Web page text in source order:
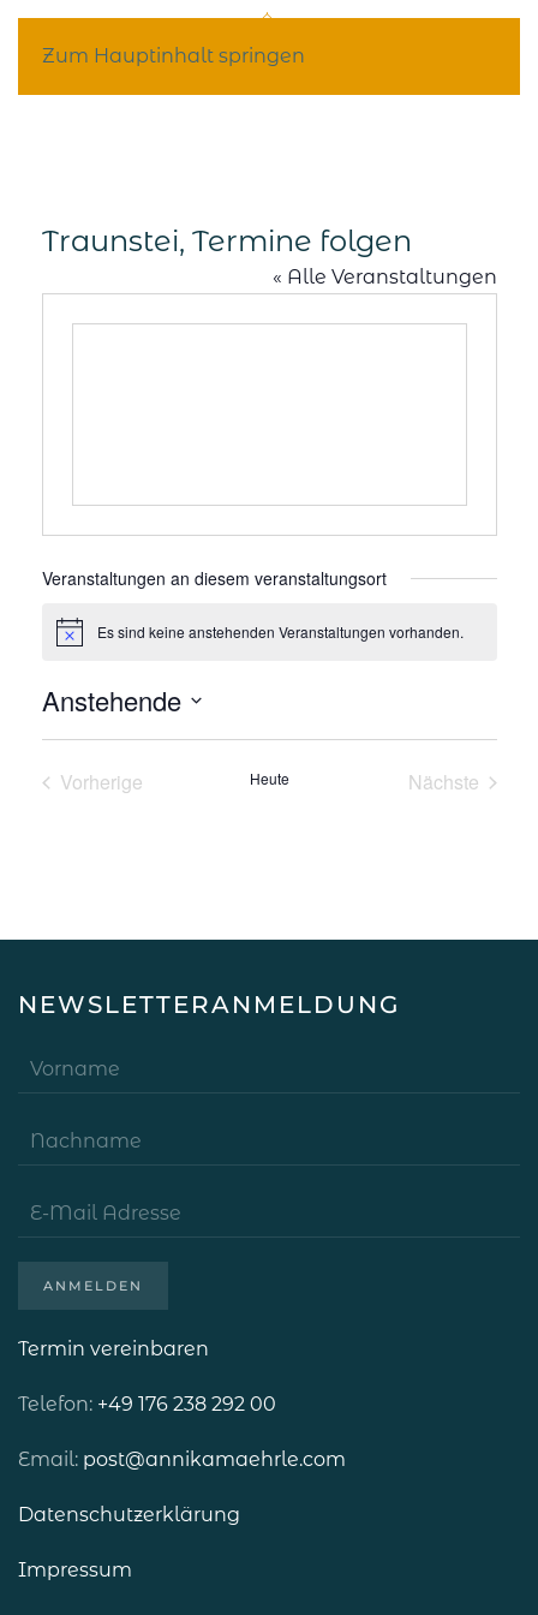
Zum Hauptinhalt springen
Traunstei, Termine folgen
« Alle Veranstaltungen
Veranstaltungen an diesem veranstaltungsort
HinweisEs sind keine anstehenden Veranstaltungen vorhanden.
Anstehende
Datum
Vorherige
Heute
Nächste
NEWSLETTERANMELDUNG
ANMELDEN
Termin vereinbaren
Telefon: +49 176 238 292 00
Email: post@annikamaehrle.com
Datenschutzerklärung
Impressum